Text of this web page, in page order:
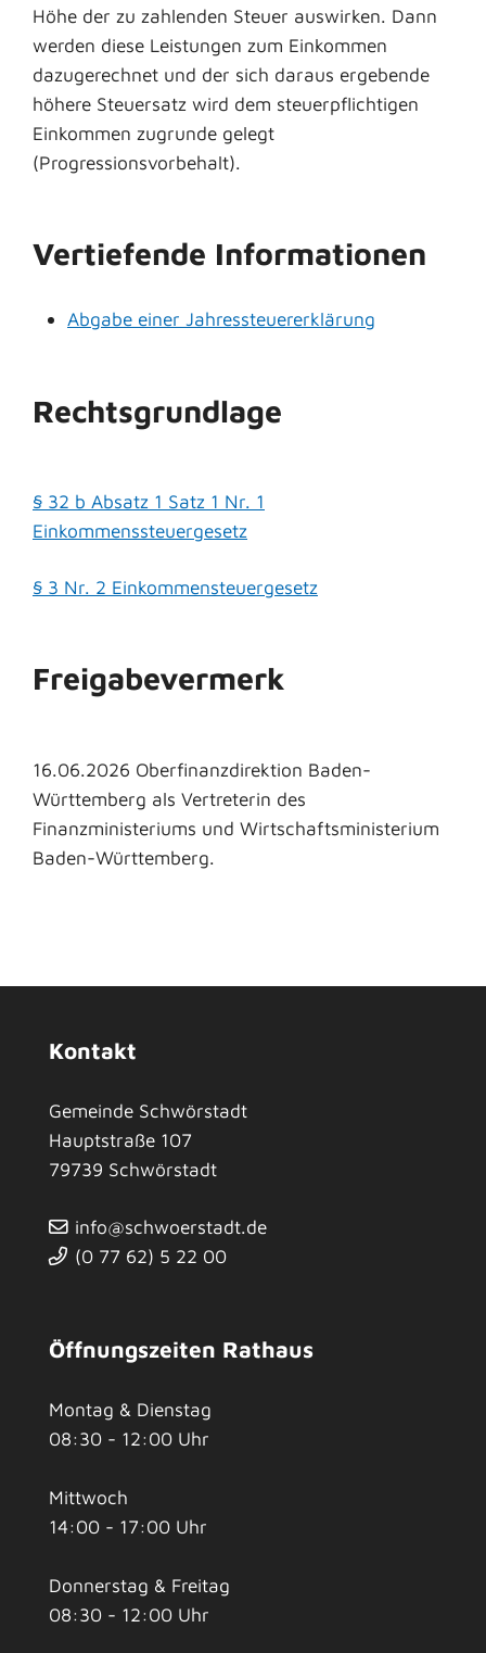
Höhe der zu zahlenden Steuer auswirken. Dann
werden diese Leistungen zum Einkommen
dazugerechnet und der sich daraus ergebende
höhere Steuersatz wird dem steuerpflichtigen
Einkommen zugrunde gelegt
(Progressionsvorbehalt).
Vertiefende Informationen
Abgabe einer Jahressteuererklärung
Rechtsgrundlage
§ 32 b Absatz 1 Satz 1 Nr. 1
Einkommenssteuergesetz
§ 3 Nr. 2 Einkommensteuergesetz
Freigabevermerk
16.06.2026 Oberfinanzdirektion Baden-
Württemberg als Vertreterin des
Finanzministeriums und Wirtschaftsministerium
Baden-Württemberg.
Kontakt
Gemeinde Schwörstadt
Hauptstraße 107
79739 Schwörstadt
info@schwoerstadt.de
(0 77 62) 5 22 00
Öffnungszeiten Rathaus
Montag & Dienstag
08:30 - 12:00 Uhr
Mittwoch
14:00 - 17:00 Uhr
Donnerstag & Freitag
08:30 - 12:00 Uhr